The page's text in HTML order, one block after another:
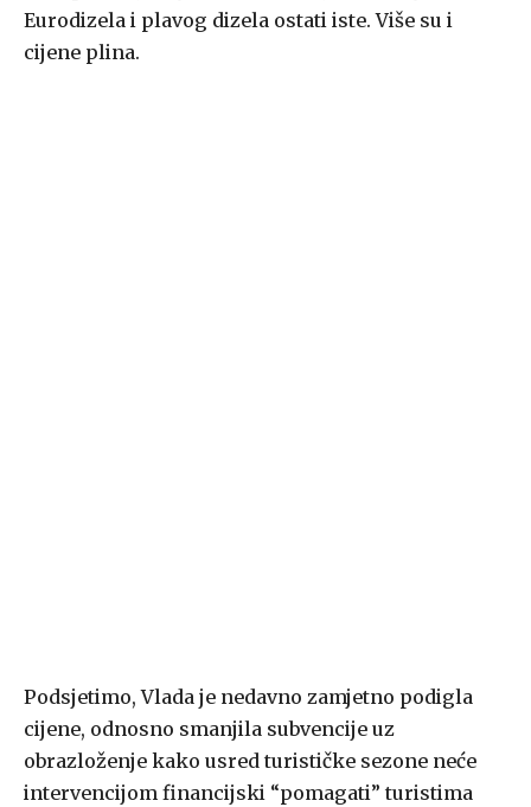
Eurodizela i plavog dizela ostati iste. Više su i
cijene plina.
Podsjetimo, Vlada je nedavno zamjetno podigla
cijene, odnosno smanjila subvencije uz
obrazloženje kako usred turističke sezone neće
intervencijom financijski “pomagati” turistima